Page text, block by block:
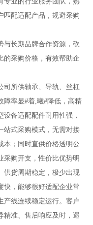
匹配适配产品，规避采购
与长期品牌合作资源，砍
的采购价格，有效帮助企
司所供轴承、导轨、丝杠
障率显#着,曦#降低，高精
备适配配件耐用性强，
站式采购模式，无需对接
本；同时直供价格透明公
采购开支，性价比优势明
供货周期稳定，极少出现
快，能够很好适配企业常
产线连续稳定运行。客户
精准、售后响应及时，遇